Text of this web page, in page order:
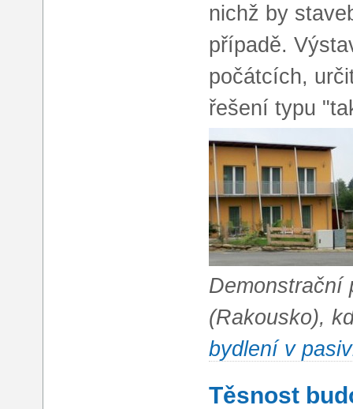
nichž by
případě.
počátcích,
řešení typu
Demonstrační
(Rakousko),
bydlení v
Těsnost